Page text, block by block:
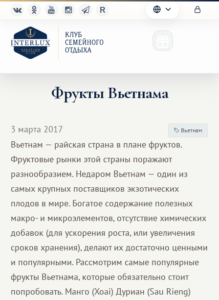
Преимущества
Партнерам
Благотворительность
Фрукты Вьетнама
3 марта 2017 Вьетнам
Вьетнам — райская страна в плане фруктов.
Фруктовые рынки этой страны поражают
разнообразием. Недаром Вьетнам — один из
самых крупных поставщиков экзотических
плодов в мире. Богатое содержание полезных
макро- и микроэлементов, отсутствие химических
добавок (для ускорения роста, или увеличения
сроков хранения), делают их достаточно ценными
и популярными. Рассмотрим самые популярные
фрукты Вьетнама, которые обязательно стоит
попробовать. Манго (Xoai) Дуриан (Sau Rieng)